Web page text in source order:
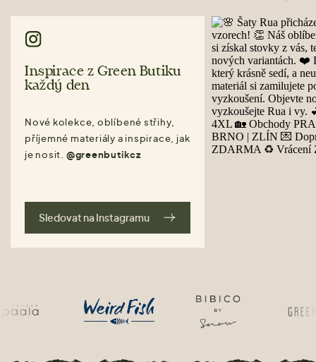
Inspirace z Green Butiku
každý den
Nové kolekce, oblíbené střihy,
příjemné materiály a inspirace, jak
je nosit. @greenbutikcz
Sledovat na Instagramu